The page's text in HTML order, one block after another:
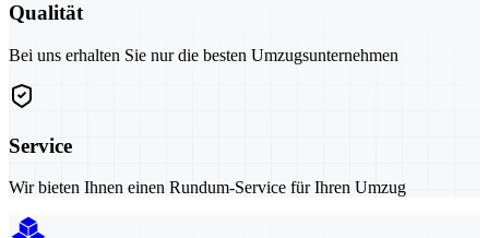
Qualität
Bei uns erhalten Sie nur die besten Umzugsunternehmen
Service
Wir bieten Ihnen einen Rundum-Service für Ihren Umzug